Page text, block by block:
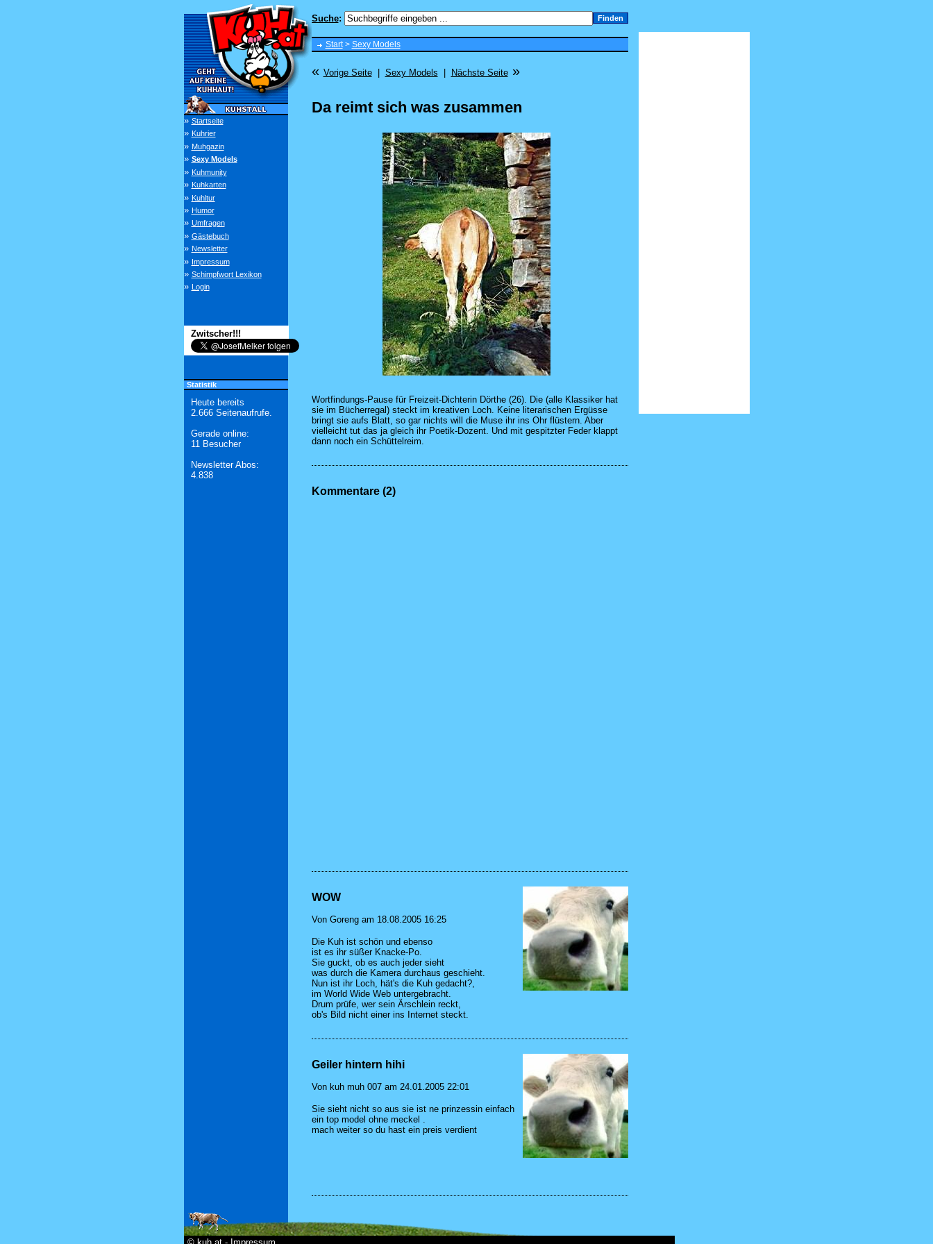
» Startseite
» Kuhrier
» Muhgazin
» Sexy Models
» Kuhmunity
» Kuhkarten
» Kuhltur
» Humor
» Umfragen
» Gästebuch
» Newsletter
» Impressum
» Schimpfwort Lexikon
» Login
Zwitscher!!!
Statistik
Heute bereits
2.666 Seitenaufrufe.
Gerade online:
11 Besucher
Newsletter Abos:
4.838
Suche:
Start > Sexy Models
« Vorige Seite Sexy Models Nächste Seite»
Da reimt sich was zusammen
Wortfindungs-Pause für Freizeit-Dichterin Dörthe (26). Die (alle Klassiker hat
sie im Bücherregal) steckt im kreativen Loch. Keine literarischen Ergüsse
bringt sie aufs Blatt, so gar nichts will die Muse ihr ins Ohr flüstern. Aber
vielleicht tut das ja gleich ihr Poetik-Dozent. Und mit gespitzter Feder klappt
dann noch ein Schüttelreim.
Kommentare (2)
WOW
Von Goreng am 18.08.2005 16:25
Die Kuh ist schön und ebenso
ist es ihr süßer Knacke-Po.
Sie guckt, ob es auch jeder sieht
was durch die Kamera durchaus geschieht.
Nun ist ihr Loch, hät's die Kuh gedacht?,
im World Wide Web untergebracht.
Drum prüfe, wer sein Ärschlein reckt,
ob's Bild nicht einer ins Internet steckt.
Geiler hintern hihi
Von kuh muh 007 am 24.01.2005 22:01
Sie sieht nicht so aus sie ist ne prinzessin einfach
ein top model ohne meckel .
mach weiter so du hast ein preis verdient